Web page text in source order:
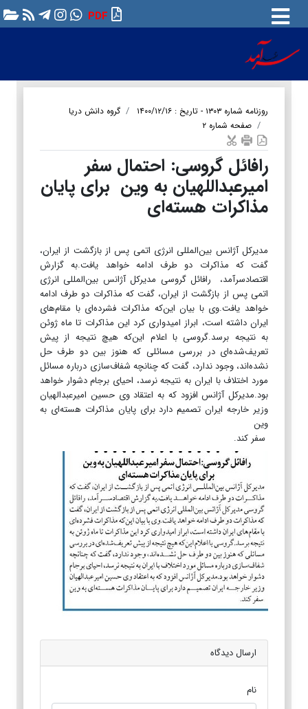
PDF
روزنامه شماره ۱۳۰۳ - تاریخ : ۱۴۰۰/۱۲/۱۶
گروه دانش دریا
صفحه شماره ۲
رافائل گروسی: احتمال سفر
امیرعبداللهیان به وین برای پایان
مذاکرات هسته‌ای
مدیرکل آژانس بین‌المللی انرژی اتمی پس از بازگشت از ایران،
گفت که مذاکرات دو طرف ادامه خواهد یافت.به گزارش
اقتصادسرآمد، رافائل گروسی مدیرکل آژانس بین‌المللی انرژی
اتمی پس از بازگشت از ایران، گفت که مذاکرات دو طرف ادامه
خواهد یافت.وی با بیان این‌که مذاکرات فشرده‌ای با مقام‌های
ایران داشته است، ابراز امیدواری کرد این مذاکرات تا ماه ژوئن
به نتیجه برسد.گروسی با اعلام این‌که هیچ نتیجه از پیش
تعریف‌شده‌ای در بررسی مسائلی که هنوز بین دو طرف حل
نشده‌اند، وجود ندارد، گفت که چنانچه شفاف‌سازی درباره مسائل
مورد اختلاف با ایران به نتیجه نرسد، احیای برجام دشوار خواهد
بود.مدیرکل آژانس افزود که به اعتقاد وی حسین امیرعبدالهیان
وزیر خارجه ایران تصمیم دارد برای پایان مذاکرات هسته‌ای به
وین
سفر کند.
ارسال دیدگاه
نام